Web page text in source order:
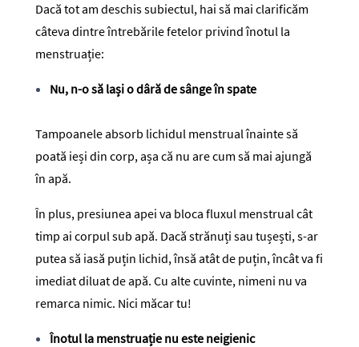
Dacă tot am deschis subiectul, hai să mai clarificăm
câteva dintre întrebările fetelor privind înotul la
menstruație:
Nu, n-o să lași o dâră de sânge în spate
Tampoanele absorb lichidul menstrual înainte să
poată ieși din corp, așa că nu are cum să mai ajungă
în apă.
În plus, presiunea apei va bloca fluxul menstrual cât
timp ai corpul sub apă. Dacă strănuți sau tușești, s-ar
putea să iasă puțin lichid, însă atât de puțin, încât va fi
imediat diluat de apă. Cu alte cuvinte, nimeni nu va
remarca nimic. Nici măcar tu!
Înotul la menstruație nu este neigienic